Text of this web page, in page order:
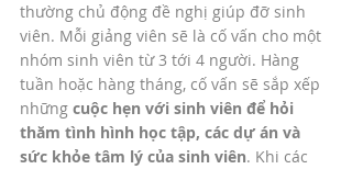
thường chủ động đề nghị giúp đỡ sinh
viên. Mỗi giảng viên sẽ là cố vấn cho một
nhóm sinh viên từ 3 tới 4 người. Hàng
tuần hoặc hàng tháng, cố vấn sẽ sắp xếp
những cuộc hẹn với sinh viên để hỏi
thăm tình hình học tập, các dự án và
sức khỏe tâm lý của sinh viên. Khi các